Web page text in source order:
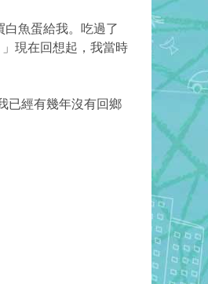
魚蛋給我。吃過了
現在回想起，我當時
已經有幾年沒有回鄉